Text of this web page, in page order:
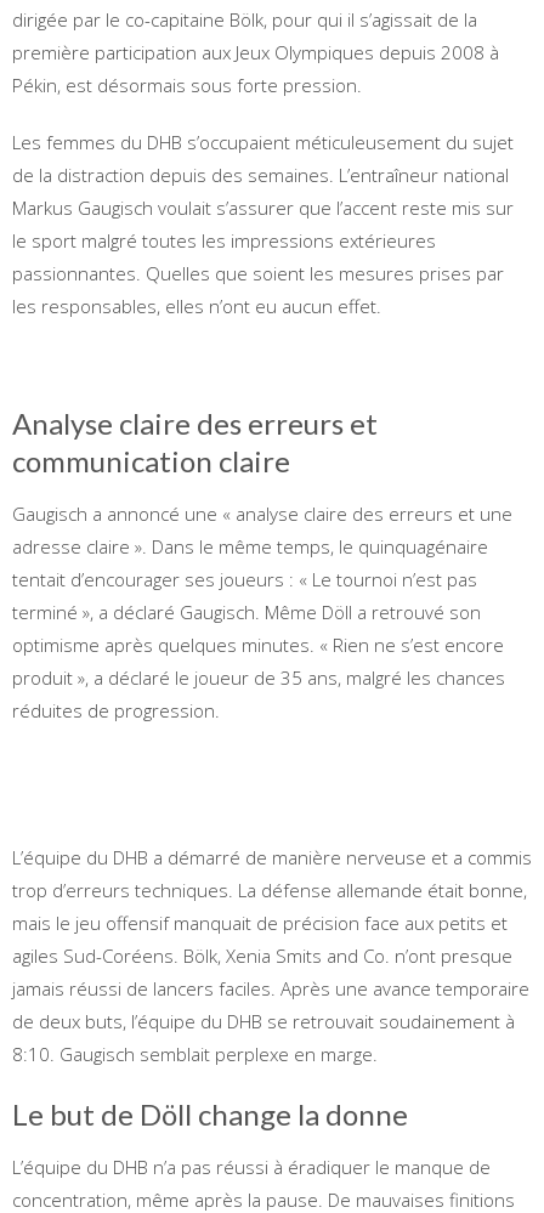
dirigée par le co-capitaine Bölk, pour qui il s’agissait de la
première participation aux Jeux Olympiques depuis 2008 à
Pékin, est désormais sous forte pression.
Les femmes du DHB s’occupaient méticuleusement du sujet
de la distraction depuis des semaines. L’entraîneur national
Markus Gaugisch voulait s’assurer que l’accent reste mis sur
le sport malgré toutes les impressions extérieures
passionnantes. Quelles que soient les mesures prises par
les responsables, elles n’ont eu aucun effet.
Analyse claire des erreurs et
communication claire
Gaugisch a annoncé une « analyse claire des erreurs et une
adresse claire ». Dans le même temps, le quinquagénaire
tentait d’encourager ses joueurs : « Le tournoi n’est pas
terminé », a déclaré Gaugisch. Même Döll a retrouvé son
optimisme après quelques minutes. « Rien ne s’est encore
produit », a déclaré le joueur de 35 ans, malgré les chances
réduites de progression.
L’équipe du DHB a démarré de manière nerveuse et a commis
trop d’erreurs techniques. La défense allemande était bonne,
mais le jeu offensif manquait de précision face aux petits et
agiles Sud-Coréens. Bölk, Xenia Smits and Co. n’ont presque
jamais réussi de lancers faciles. Après une avance temporaire
de deux buts, l’équipe du DHB se retrouvait soudainement à
8:10. Gaugisch semblait perplexe en marge.
Le but de Döll change la donne
L’équipe du DHB n’a pas réussi à éradiquer le manque de
concentration, même après la pause. De mauvaises finitions